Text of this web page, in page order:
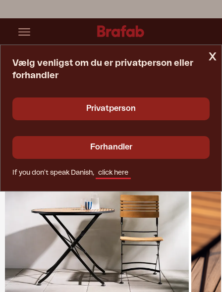
x
Vælg venligst om du er privatperson eller
forhandler
Privatperson
Forhandler
If you don't speak Danish, click here